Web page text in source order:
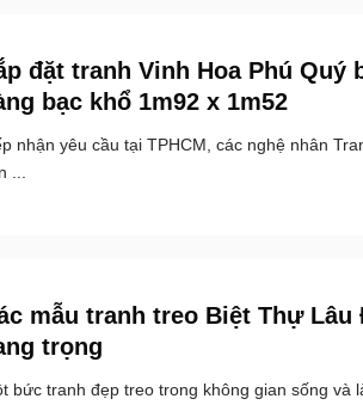
đặt tranh Vinh Hoa Phú Quý
bạc khổ 1m92 x 1m52
nhận yêu cầu tại TPHCM, các nghệ nhân
...
mẫu tranh treo Biệt Thự Lâu
trọng
bức tranh đẹp treo trong không gian sống và